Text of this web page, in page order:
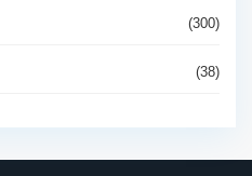
(300)
(38)